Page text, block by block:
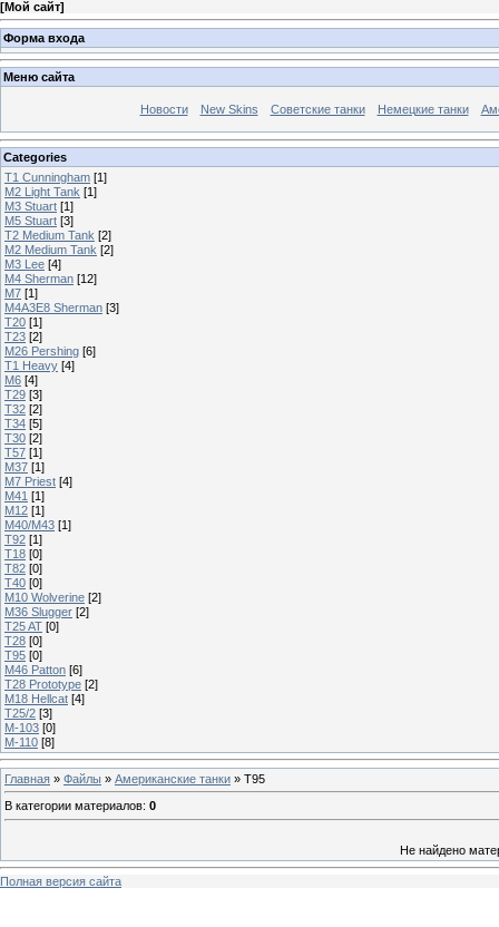
[Мой сайт]
Форма входа
Меню сайта
Новости New Skins Советские танки Немецкие танки
Categories
T1 Cunningham [1]
M2 Light Tank [1]
M3 Stuart [1]
M5 Stuart [3]
T2 Medium Tank [2]
M2 Medium Tank [2]
M3 Lee [4]
M4 Sherman [12]
M7 [1]
M4A3E8 Sherman [3]
T20 [1]
T23 [2]
M26 Pershing [6]
T1 Heavy [4]
M6 [4]
T29 [3]
T32 [2]
T34 [5]
T30 [2]
T57 [1]
M37 [1]
M7 Priest [4]
M41 [1]
M12 [1]
M40/M43 [1]
T92 [1]
T18 [0]
T82 [0]
T40 [0]
M10 Wolverine [2]
M36 Slugger [2]
T25 AT [0]
T28 [0]
T95 [0]
M46 Patton [6]
T28 Prototype [2]
M18 Hellcat [4]
T25/2 [3]
М-103 [0]
М-110 [8]
Главная » Файлы » Американские танки » T95
В категории материалов: 0
Не найдено
Полная версия сайта